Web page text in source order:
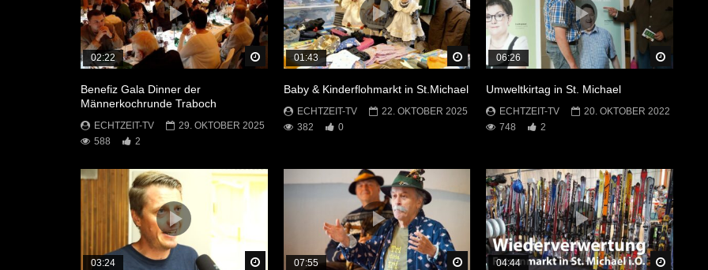
Später Ansehen
02:22
Benefiz Gala Dinner der
Männerkochrunde Traboch
ECHTZEIT-TV
29. OKTOBER 2025
588
2
Später Ansehen
01:43
Baby & Kinderflohmarkt in St.Michael
ECHTZEIT-TV
22. OKTOBER 2025
382
0
Später
06:26
Umweltkirtag in St. Michael
ECHTZEIT-TV
20. OKTOBER 2022
748
2
Später Ansehen
03:24 Später Ansehen
07:55 Später
04:44